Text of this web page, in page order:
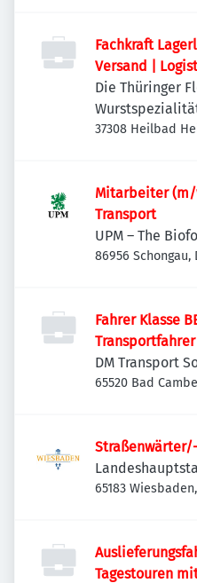
Fachkraft
Versand |
Die Thüringer
37308 Heilbad
Mitarbeiter
Transport
UPM – The
86956 Schongau,
Fahrer Klasse
DM Transport
65520 Bad
65183
Tagestouren